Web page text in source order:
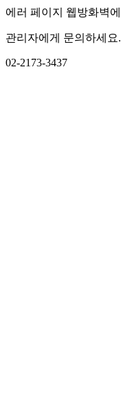
에러 페이지 웹방화벽
관리자에게 문의하세요.
02-2173-3437